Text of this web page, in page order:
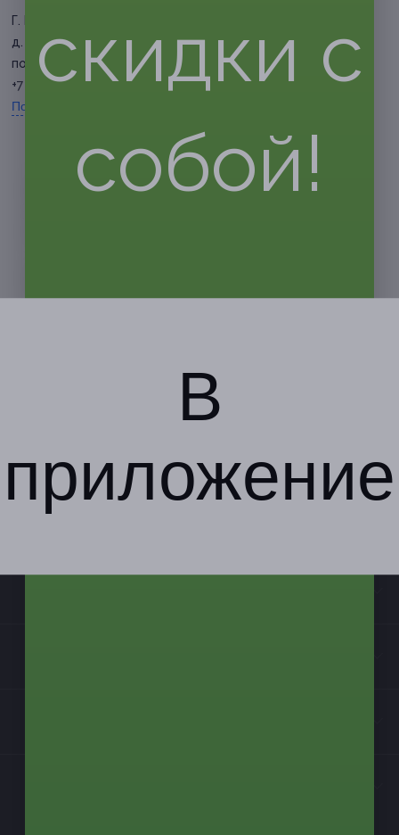
Г. Барнаул, ул. Энтузиастов,
д. 36
по записи
+7 923 009-25-07
Показать номер телефона
скидки с
собой!
В
приложение